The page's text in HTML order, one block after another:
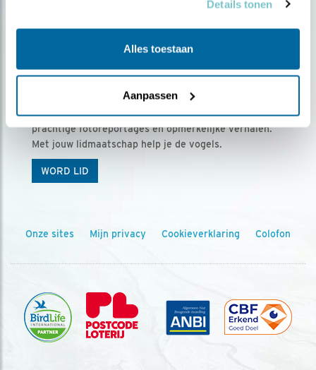
Details tonen
Alles toestaan
Aanpassen
Ontvang 5 x Vogels voor € 36,00 per jaar
Vogels is het tijdschrift voor onze leden, met
prachtige fotoreportages en opmerkelijke verhalen.
Met jouw lidmaatschap help je de vogels.
WORD LID
Onze sites Mijn privacy Cookieverklaring Colofon